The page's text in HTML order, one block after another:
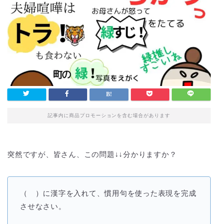
記事内に商品プロモーションを含む場合があります
突然ですが、皆さん、この問題↓↓分かりますか？
（ ）に漢字を入れて、慣用句を使った表現を完成
させなさい。